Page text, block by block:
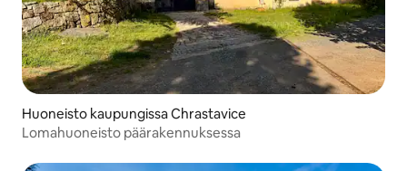
Huoneisto kaupungissa Chrastavice
Lomahuoneisto päärakennuksessa